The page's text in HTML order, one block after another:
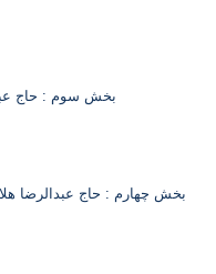
بخش سوم : حاج
بخش چهارم : حاج عبدالرضا